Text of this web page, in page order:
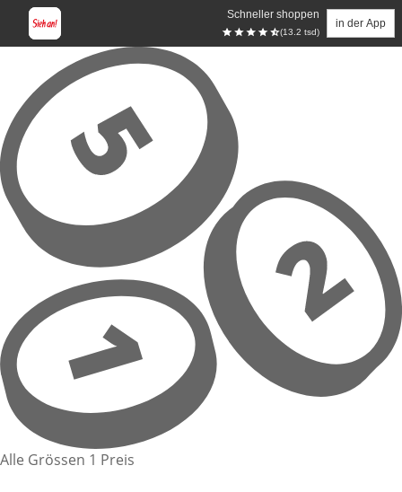
Schneller shoppen
(13.2 tsd)
in der App
Zum Hauptinhalt springen
Alle Grössen 1 Preis